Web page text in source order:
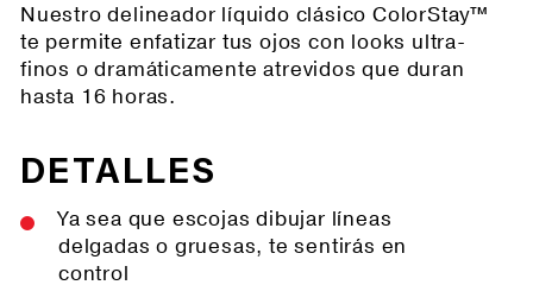
Nuestro delineador líquido clásico ColorStay™
te permite enfatizar tus ojos con looks ultra-
finos o dramáticamente atrevidos que duran
hasta 16 horas.
DETALLES
Ya sea que escojas dibujar líneas
delgadas o gruesas, te sentirás en
control